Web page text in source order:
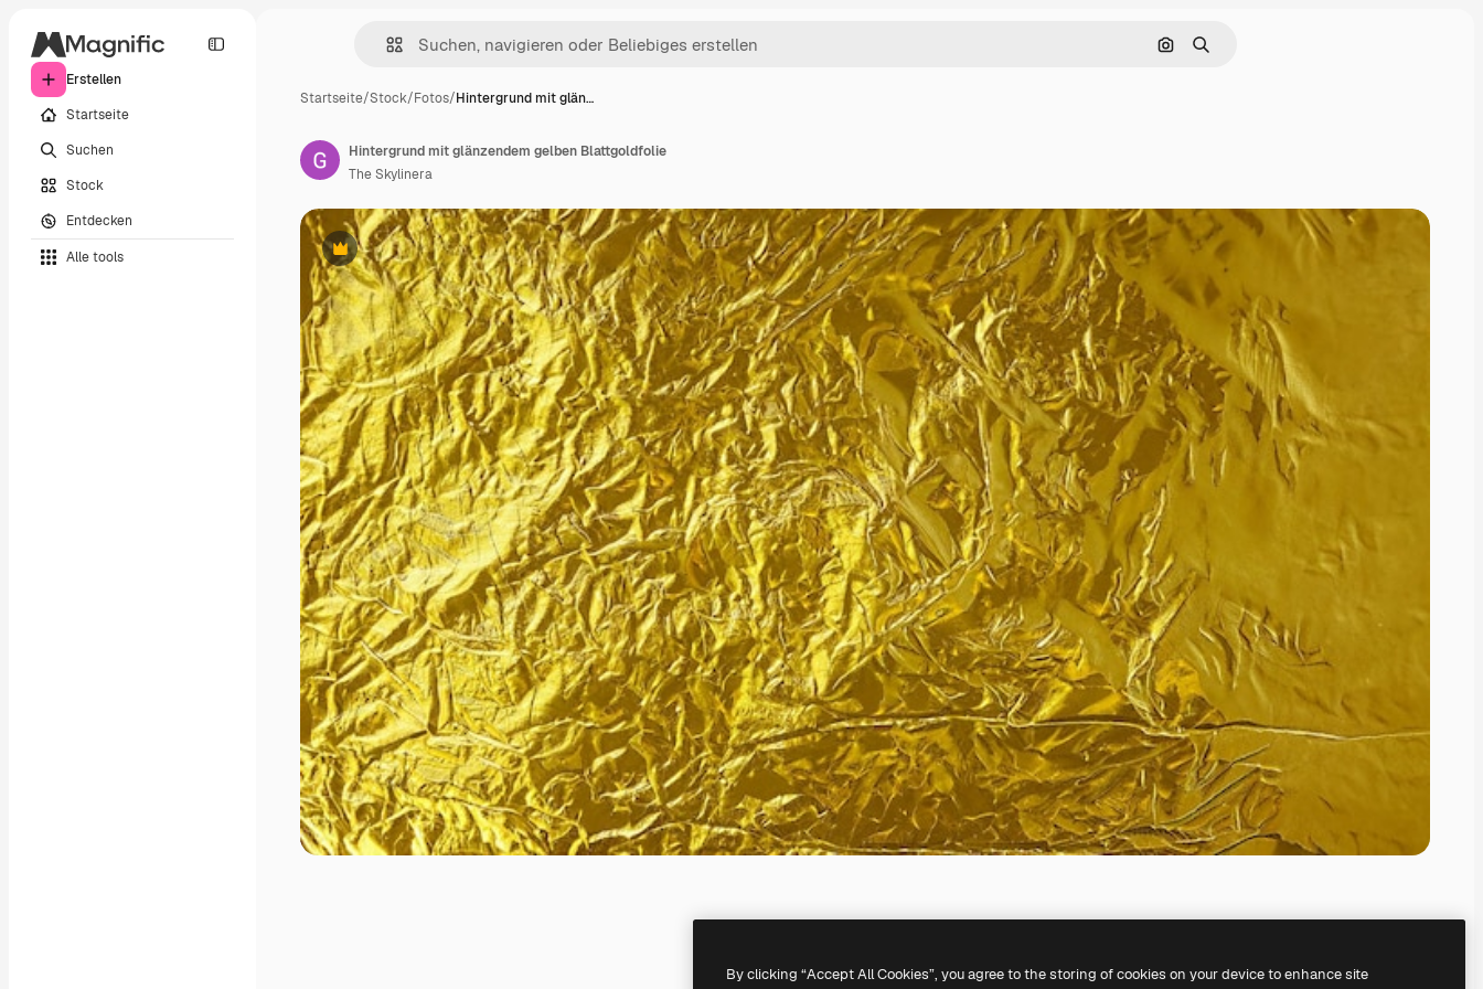
Erstellen
Startseite
Suchen
Stock
Entdecken
Alle tools
Nach Bild suchen
Suchen
Startseite/Stock/Fotos/Hintergrund mit glän…
Premium
Hintergrund mit glänzendem gelben Blattgoldfolie
The Skylinera
By clicking “Accept All Cookies”, you agree to the storing of cookies on your device to enhance site